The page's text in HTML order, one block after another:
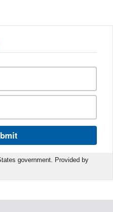
government. Provided by